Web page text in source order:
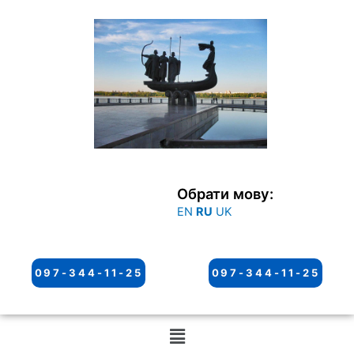
Обрати мову:
EN RU UK
097-344-11-25 097-344-11-25
Меню